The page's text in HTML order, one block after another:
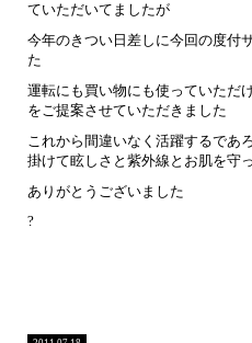
ていただいてましたが
今年のきつい日差しに今回の度付
た
運転にも買い物にも使っていただ
をご提案させていただきました
これから間違いなく活躍するであ
掛けて眩しさと紫外線とお肌を守
ありがとうございました
?